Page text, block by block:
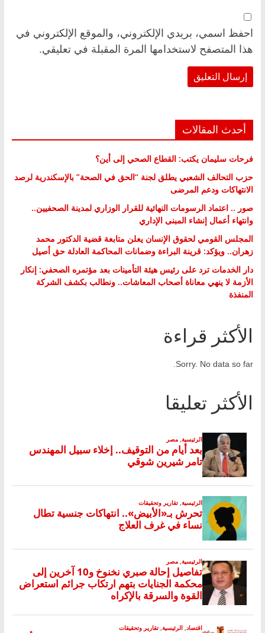
احفظ اسمي، بريدي الإلكتروني، والموقع الإلكتروني في
هذا المتصفح لاستخدامها المرة المقبلة في تعليقي.
أحدث المقالات
فرحات سليمان يكتب: القطاع الصحي إلى أين؟
حزب التحالف الشعبي يطلق لجنة “الحق في الصحة” بالإسكندرية لرصد
الانتهاكات ودعم المرضى
صور .. اعتماد الرسومات النهائية للقرار الوزاري لمدينة الصحفيين..
وانتهاء أعمال إنشاء المبنى الإداري
المجلس القومي لحقوق الإنسان يعلن متابعة قضية الدكتور محمد
زهران.. ويؤكد: قرينة البراءة وضمانات المحاكمة العادلة حق أصيل
دار الخدمات ترد على رئيس هيئة التأمينات بعد مؤتمره الصحفي: إنكار
الأزمة لا ينهي معاناة أصحاب المعاشات.. ونطالب بكشف الشركة
المنفذة
الأكثر قراءة
Sorry. No data so far.
الأكثر تعليقا